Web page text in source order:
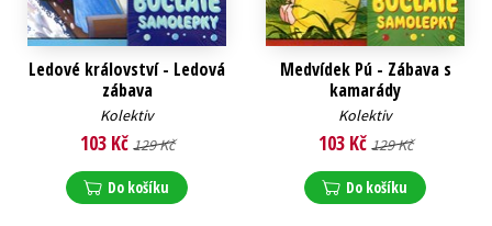
Ledové království - Ledová
zábava
Kolektiv
103 Kč 129 Kč
Do košíku
Medvídek Pú - Zábava s
kamarády
Kolektiv
103 Kč 129 Kč
Do košíku